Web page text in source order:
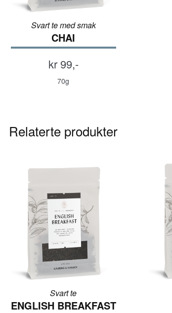
Svart te med smak
CHAI
kr 99,-
70g
Relaterte produkter
Svart te
ENGLISH BREAKFAST